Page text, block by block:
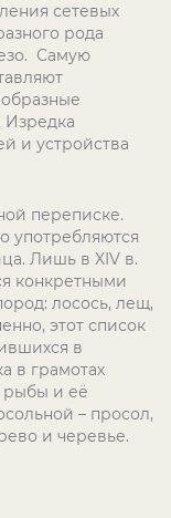
сетевых
рода
Самую
Изредка
и устройства
переписке.
употребляются
Лишь в XIV в.
конкретными
лосось, лещ,
этот список
в
в грамотах
рыбы и её
– просол,
и черевье.